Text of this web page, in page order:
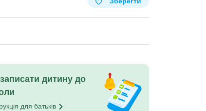
дитину до
для батьків